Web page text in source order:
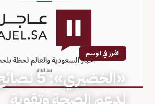
الأبرز في الوسم
«الخضيري»: 5
لدعم الصحة وتقوية